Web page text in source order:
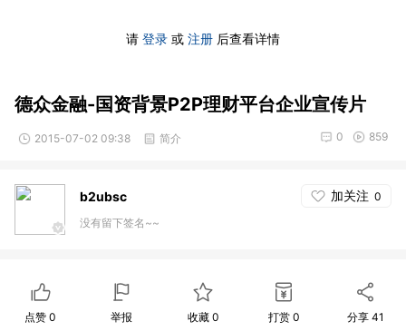
请 登录 或 注册 后查看详情
德众金融-国资背景P2P理财平台企业宣传片
2015-07-02 09:38 简介 859
0
b2ubsc 加关注 0
没有留下签名~~
点赞0 举报 收藏 0 打赏0 分享 41